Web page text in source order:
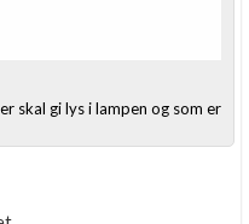
skal gi lys i lampen og som er